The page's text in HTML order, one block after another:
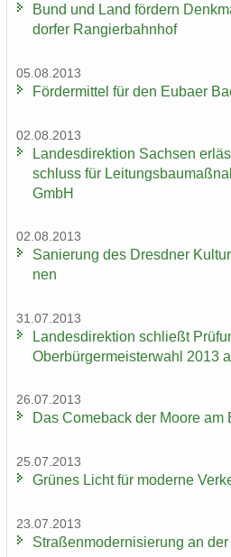
Bund und Land för­dern
dor­fer Ran­gier­bahn­hof
05.08.2013
För­der­mit­tel für den Eu­ba­er
02.08.2013
Lan­des­di­rek­ti­on Sach­sen
schluss für
GmbH
02.08.2013
Sa­nie­rung des Dresd­ner
nen
31.07.2013
Lan­des­di­rek­ti­on schließt
Ober­bür­ger­meis­ter­wahl 2013
26.07.2013
Das Come­back der Moore am
25.07.2013
Grü­nes Licht für mo­der­ne
23.07.2013
Stra­ßen­mo­der­ni­sie­rung an